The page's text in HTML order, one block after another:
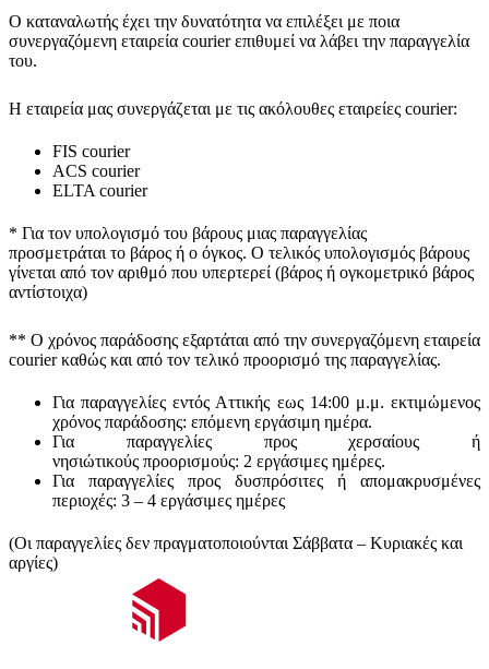
Ο καταναλωτής έχει την δυνατότητα να επιλέξει με ποια
συνεργαζόμενη εταιρεία courier επιθυμεί να λάβει την παραγγελία
του.
Η εταιρεία μας συνεργάζεται με τις ακόλουθες εταιρείες courier:
FIS courier
ACS courier
ELTA courier
* Για τον υπολογισμό του βάρους μιας παραγγελίας
προσμετράται το βάρος ή ο όγκος. Ο τελικός υπολογισμός βάρους
γίνεται από τον αριθμό που υπερτερεί (βάρος ή ογκομετρικό βάρος
αντίστοιχα)
** Ο χρόνος παράδοσης εξαρτάται από την συνεργαζόμενη εταιρεία
courier καθώς και από τον τελικό προορισμό της παραγγελίας.
Για παραγγελίες εντός Αττικής εως 14:00 μ.μ. εκτιμώμενος
χρόνος παράδοσης: επόμενη εργάσιμη ημέρα.
Για παραγγελίες προς χερσαίους ή
νησιώτικούς προορισμούς: 2 εργάσιμες ημέρες.
Για παραγγελίες προς δυσπρόσιτες ή απομακρυσμένες
περιοχές: 3 – 4 εργάσιμες ημέρες
(Οι παραγγελίες δεν πραγματοποιούνται Σάββατα – Κυριακές και
αργίες)